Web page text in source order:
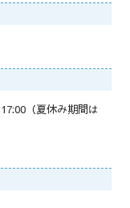
（夏休み期間は